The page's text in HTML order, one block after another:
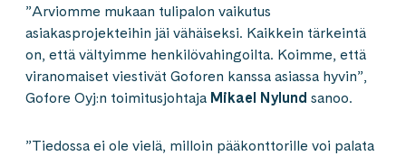
”Arviomme mukaan tulipalon vaikutus
asiakasprojekteihin jäi vähäiseksi. Kaikkein tärkeintä
on, että vältyimme henkilövahingoilta. Koimme, että
viranomaiset viestivät Goforen kanssa asiassa hyvin”,
Gofore Oyj:n toimitusjohtaja Mikael Nylund sanoo.
”Tiedossa ei ole vielä, milloin pääkonttorille voi palata